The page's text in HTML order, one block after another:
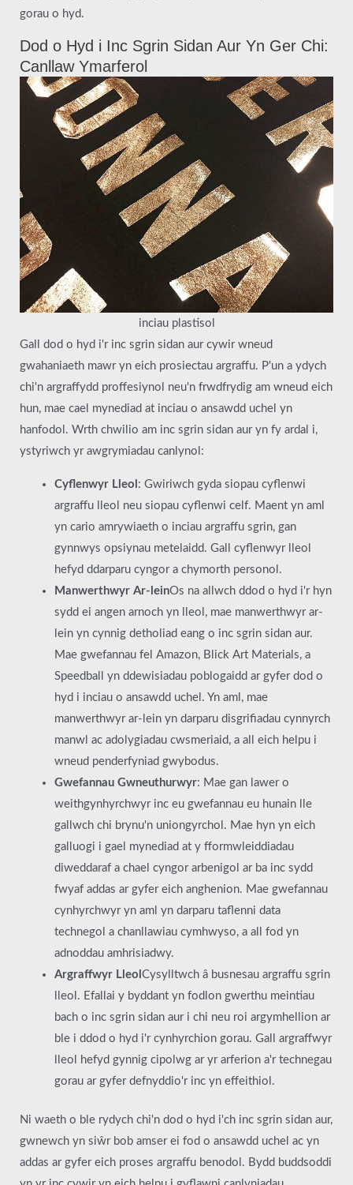
gorau o hyd.
Dod o Hyd i Inc Sgrin Sidan Aur Yn Ger Chi:
Canllaw Ymarferol
inciau plastisol
Gall dod o hyd i'r inc sgrin sidan aur cywir wneud
gwahaniaeth mawr yn eich prosiectau argraffu. P'un a ydych
chi'n argraffydd proffesiynol neu'n frwdfrydig am wneud eich
hun, mae cael mynediad at inciau o ansawdd uchel yn
hanfodol. Wrth chwilio am inc sgrin sidan aur yn fy ardal i,
ystyriwch yr awgrymiadau canlynol:
Cyflenwyr Lleol : Gwiriwch gyda siopau cyflenwi
argraffu lleol neu siopau cyflenwi celf. Maent yn aml
yn cario amrywiaeth o inciau argraffu sgrin, gan
gynnwys opsiynau metelaidd. Gall cyflenwyr lleol
hefyd ddarparu cyngor a chymorth personol.
Manwerthwyr Ar-leinOs na allwch ddod o hyd i'r hyn
sydd ei angen arnoch yn lleol, mae manwerthwyr ar-
lein yn cynnig detholiad eang o inc sgrin sidan aur.
Mae gwefannau fel Amazon, Blick Art Materials, a
Speedball yn ddewisiadau poblogaidd ar gyfer dod o
hyd i inciau o ansawdd uchel. Yn aml, mae
manwerthwyr ar-lein yn darparu disgrifiadau cynnyrch
manwl ac adolygiadau cwsmeriaid, a all eich helpu i
wneud penderfyniad gwybodus.
Gwefannau Gwneuthurwyr: Mae gan lawer o
weithgynhyrchwyr inc eu gwefannau eu hunain lle
gallwch chi brynu'n uniongyrchol. Mae hyn yn eich
galluogi i gael mynediad at y fformwleiddiadau
diweddaraf a chael cyngor arbenigol ar ba inc sydd
fwyaf addas ar gyfer eich anghenion. Mae gwefannau
cynhyrchwyr yn aml yn darparu taflenni data
technegol a chanllawiau cymhwyso, a all fod yn
adnoddau amhrisiadwy.
Argraffwyr Lleol Cysylltwch â busnesau argraffu sgrin
lleol. Efallai y byddant yn fodlon gwerthu meintiau
bach o inc sgrin sidan aur i chi neu roi argymhellion ar
ble i ddod o hyd i'r cynhyrchion gorau. Gall argraffwyr
lleol hefyd gynnig cipolwg ar yr arferion a'r technegau
gorau ar gyfer defnyddio'r inc yn effeithiol.
Ni waeth o ble rydych chi'n dod o hyd i'ch inc sgrin sidan aur,
gwnewch yn siŵr bob amser ei fod o ansawdd uchel ac yn
addas ar gyfer eich proses argraffu benodol. Bydd buddsoddi